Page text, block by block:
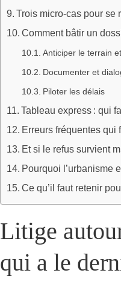
Trois micro-cas pour se
Comment bâtir un
Anticiper le terrain
Documenter et
Piloter les délais
Tableau express : qui
Erreurs fréquentes qui
Et si le refus survient
Pourquoi l’urbanisme
Ce qu’il faut retenir
Litige
qui a le